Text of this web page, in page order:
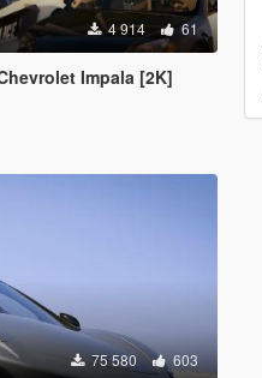
4 914 61
Impala [2K]
75 580 603